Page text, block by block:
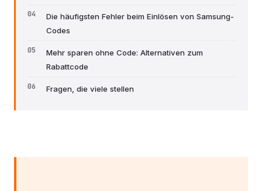
Die häufigsten Fehler beim Einlösen von Samsung-
Codes
Mehr sparen ohne Code: Alternativen zum
Rabattcode
Fragen, die viele stellen